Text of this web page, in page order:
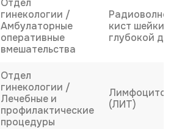
Отдел
гинекологии /
Амбулаторные
оперативные
вмешательства
кист шейки
глубокой
Отдел
гинекологии /
Лечебные и
профилактические
процедуры
(ЛИТ)